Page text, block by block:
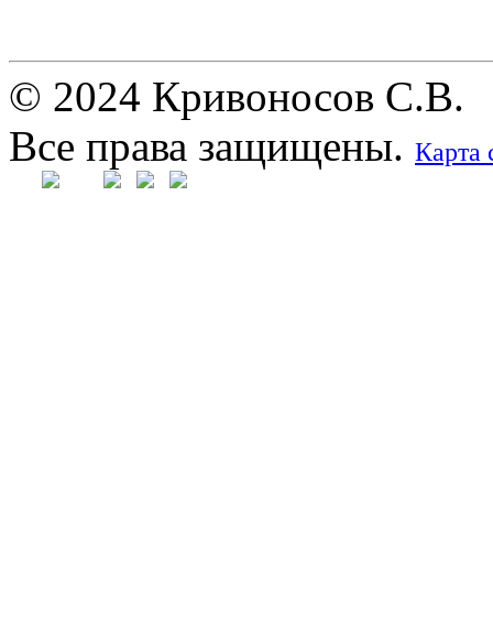
© 2024 Кривоносов С.В.
Все права защищены. Карта